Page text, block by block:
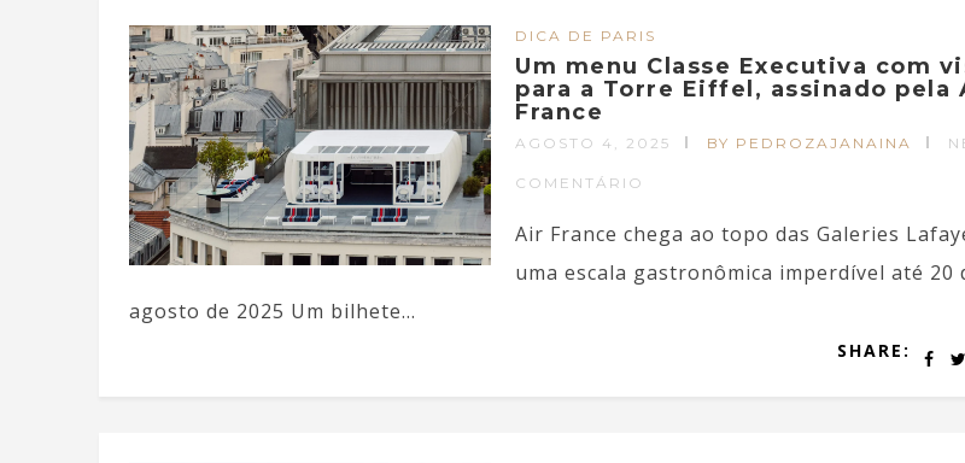
DICA DE PARIS
Um menu Classe Executiva com
para a Torre Eiffel, assinado pela
France
AGOSTO 4, 2025 BY PEDROZAJANAINA
COMENTÁRIO
Air France chega ao topo das Galeries
uma escala gastronômica imperdível até 20
agosto de 2025 Um bilhete...
SHARE: